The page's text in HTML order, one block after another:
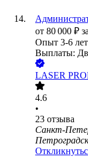
от 80 000 ₽
Опыт 3-6 лет
Выплаты:
LASER
4.6
•
23 отзыва
Санкт-